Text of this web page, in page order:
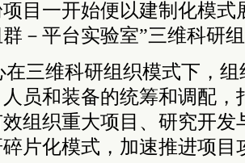
目一开始便以建制化模式
－平台实验室”三维科研
在三维科研组织模式下，
员和装备的统筹和调配，
组织重大项目、研究开发
片化模式，加速推进项目